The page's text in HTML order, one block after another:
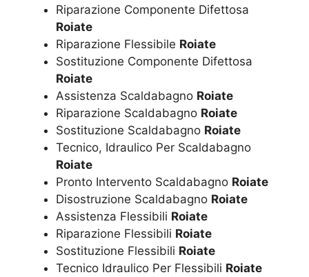
Riparazione Componente Difettosa
Roiate
Riparazione Flessibile Roiate
Sostituzione Componente Difettosa
Roiate
Assistenza Scaldabagno Roiate
Riparazione Scaldabagno Roiate
Sostituzione Scaldabagno Roiate
Tecnico, Idraulico Per Scaldabagno
Roiate
Pronto Intervento Scaldabagno Roiate
Disostruzione Scaldabagno Roiate
Assistenza Flessibili Roiate
Riparazione Flessibili Roiate
Sostituzione Flessibili Roiate
Tecnico Idraulico Per Flessibili Roiate